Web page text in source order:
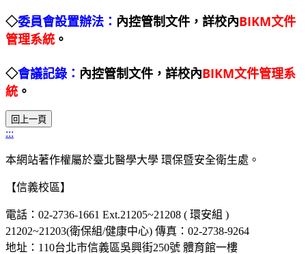
◇委員會設置辦法： 內控管制文件，詳校內BIKM文件
管理系統 。
◇會議記錄： 內控管制文件，詳校內BIKM文件管理系
統 。
:::
本網站著作權屬於臺北醫學大學 環保暨安全衛生處。
【信義校區】
電話：02-2736-1661 Ext.21205~21208 ( 環安組 )
21202~21203(衛保組/健康中心) 傳真：02-2738-9264
地址：110台北市信義區吳興街250號 體育館一樓